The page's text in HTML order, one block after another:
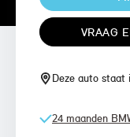
VRAAG
Deze auto staat
24 maanden